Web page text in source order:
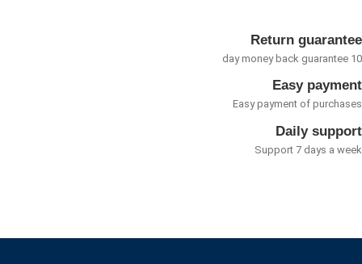
Return
Easy
Easy payment of
Daily
Support 7 days a